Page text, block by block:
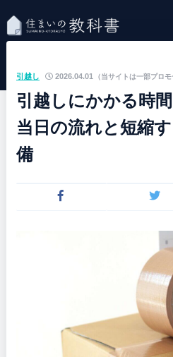
（当サイトは一部プロ
引越し 2026.04.01
引越しにかかる時
当日の流れと短縮
備